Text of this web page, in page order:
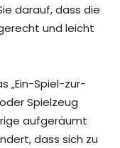
darauf, dass die
und leicht
„Ein-Spiel-zur-
Spielzeug
aufgeräumt
dass sich zu